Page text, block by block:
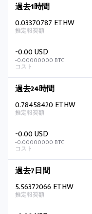
過去1時間
0.03370787 ETHW
-0.00 USD
-0.00000000 BTC
過去24時間
0.78458420 ETHW
-0.00 USD
-0.00000000 BTC
過去7日間
5.56372066 ETHW